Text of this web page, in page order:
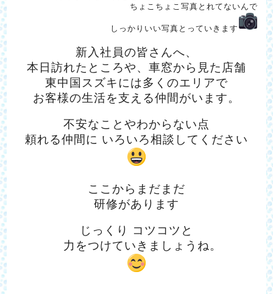
ちょこちょこ写真とれてないんで
しっかりいい写真とっていきます
新入社員の皆さんへ、
本日訪れたところや、車窓から見た店舗
東中国スズキには多くのエリアで
お客様の生活を支える仲間がいます。
不安なことやわからない点
頼れる仲間に いろいろ相談してください
ここからまだまだ
研修があります
じっくり コツコツと
力をつけていきましょうね。